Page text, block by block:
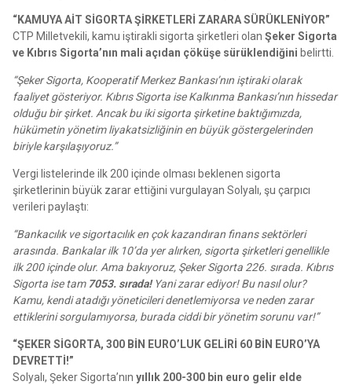
“KAMUYA AİT SİGORTA ŞİRKETLERİ ZARARA SÜRÜKLENİYOR”
CTP Milletvekili, kamu iştirakli sigorta şirketleri olan Şeker Sigorta
ve Kıbrıs Sigorta’nın mali açıdan çöküşe sürüklendiğini belirtti.
“Şeker Sigorta, Kooperatif Merkez Bankası’nın iştiraki olarak
faaliyet gösteriyor. Kıbrıs Sigorta ise Kalkınma Bankası’nın hissedar
olduğu bir şirket. Ancak bu iki sigorta şirketine baktığımızda,
hükümetin yönetim liyakatsizliğinin en büyük göstergelerinden
biriyle karşılaşıyoruz.”
Vergi listelerinde ilk 200 içinde olması beklenen sigorta
şirketlerinin büyük zarar ettiğini vurgulayan Solyalı, şu çarpıcı
verileri paylaştı:
“Bankacılık ve sigortacılık en çok kazandıran finans sektörleri
arasında. Bankalar ilk 10’da yer alırken, sigorta şirketleri genellikle
ilk 200 içinde olur. Ama bakıyoruz, Şeker Sigorta 226. sırada. Kıbrıs
Sigorta ise tam7053. sırada!Yani zarar ediyor! Bu nasıl olur?
Kamu, kendi atadığı yöneticileri denetlemiyorsa ve neden zarar
ettiklerini sorgulamıyorsa, burada ciddi bir yönetim sorunu var!”
“ŞEKER SİGORTA, 300 BİN EURO’LUK GELİRİ 60 BİN EURO’YA
DEVRETTİ!”
Solyalı, Şeker Sigorta’nın yıllık 200-300 bin euro gelir elde